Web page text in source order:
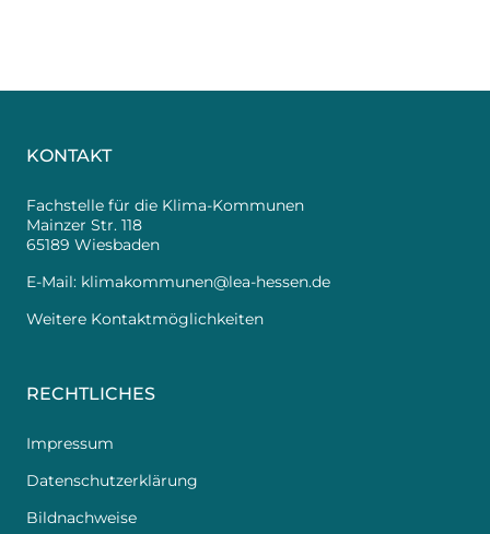
KONTAKT
Fachstelle für die Klima-Kommunen
Mainzer Str. 118
65189 Wiesbaden
E-Mail: klimakommunen@lea-hessen.de
Weitere Kontaktmöglichkeiten
RECHTLICHES
Impressum
Datenschutzerklärung
Bildnachweise